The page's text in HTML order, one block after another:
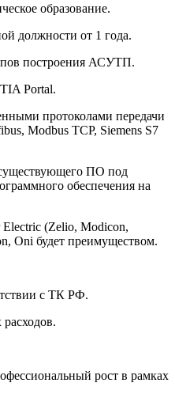
образование.
должности от 1 года.
построения АСУТП.
Portal.
протоколами передачи
Modbus TCP, Siemens S7
ПО под
обеспечения на
(Zelio, Modicon,
Oni будет преимуществом.
с ТК РФ.
рост в рамках